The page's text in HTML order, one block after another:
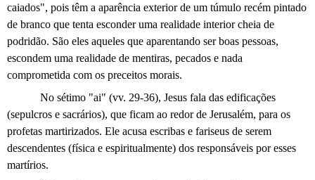
caiados", pois têm a aparência exterior de um túmulo recém pintado
de branco que tenta esconder uma realidade interior cheia de
podridão. São eles aqueles que aparentando ser boas pessoas,
escondem uma realidade de mentiras, pecados e nada
comprometida com os preceitos morais.
No sétimo "ai" (vv. 29-36), Jesus fala das edificações
(sepulcros e sacrários), que ficam ao redor de Jerusalém, para os
profetas martirizados. Ele acusa escribas e fariseus de serem
descendentes (física e espiritualmente) dos responsáveis por esses
martírios.